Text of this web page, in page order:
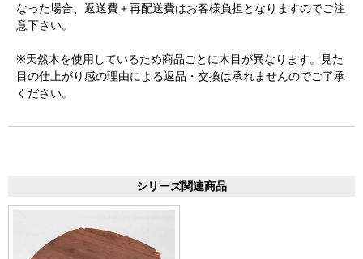
なった場合、返送費＋再配送費はお客様負担となりますのでご注
意下さい。
※天然木を使用しているため商品ごとに木目が異なります。見た
目の仕上がり感の理由による返品・交換は承れませんのでご了承
ください。
シリーズ関連商品